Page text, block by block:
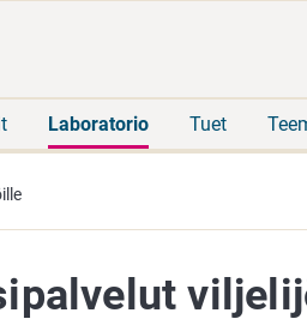
Laboratorio Tuet